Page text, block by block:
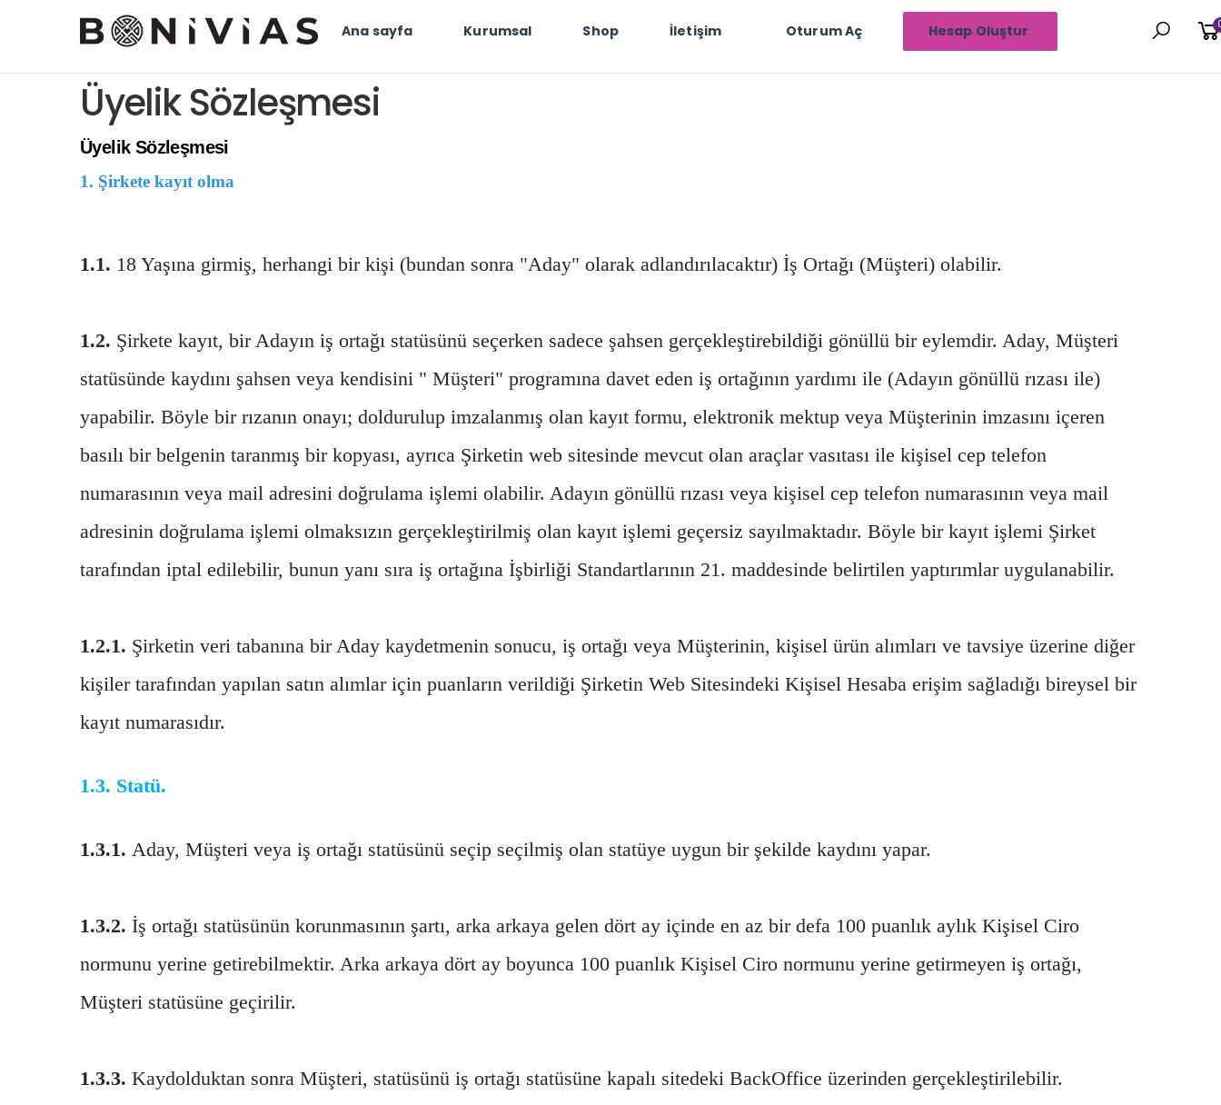
Ana sayfa Kurumsal Shop İletişim Oturum Aç Hesap Oluştur
Üyelik Sözleşmesi
Üyelik Sözleşmesi
1. Şirkete kayıt olma
1.1. 18 Yaşına girmiş, herhangi bir kişi (bundan sonra "Aday" olarak adlandırılacaktır) İş Ortağı (Müşteri) olabilir.
1.2. Şirkete kayıt, bir Adayın iş ortağı statüsünü seçerken sadece şahsen gerçekleştirebildiği gönüllü bir eylemdir. Aday, Müşteri
statüsünde kaydını şahsen veya kendisini " Müşteri" programına davet eden iş ortağının yardımı ile (Adayın gönüllü rızası ile)
yapabilir. Böyle bir rızanın onayı; doldurulup imzalanmış olan kayıt formu, elektronik mektup veya Müşterinin imzasını içeren
basılı bir belgenin taranmış bir kopyası, ayrıca Şirketin web sitesinde mevcut olan araçlar vasıtası ile kişisel cep telefon
numarasının veya mail adresini doğrulama işlemi olabilir. Adayın gönüllü rızası veya kişisel cep telefon numarasının veya mail
adresinin doğrulama işlemi olmaksızın gerçekleştirilmiş olan kayıt işlemi geçersiz sayılmaktadır. Böyle bir kayıt işlemi Şirket
tarafından iptal edilebilir, bunun yanı sıra iş ortağına İşbirliği Standartlarının 21. maddesinde belirtilen yaptırımlar uygulanabilir.
1.2.1. Şirketin veri tabanına bir Aday kaydetmenin sonucu, iş ortağı veya Müşterinin, kişisel ürün alımları ve tavsiye üzerine diğer
kişiler tarafından yapılan satın alımlar için puanların verildiği Şirketin Web Sitesindeki Kişisel Hesaba erişim sağladığı bireysel bir
kayıt numarasıdır.
1.3. Statü.
1.3.1. Aday, Müşteri veya iş ortağı statüsünü seçip seçilmiş olan statüye uygun bir şekilde kaydını yapar.
1.3.2. İş ortağı statüsünün korunmasının şartı, arka arkaya gelen dört ay içinde en az bir defa 100 puanlık aylık Kişisel Ciro
normunu yerine getirebilmektir. Arka arkaya dört ay boyunca 100 puanlık Kişisel Ciro normunu yerine getirmeyen iş ortağı,
Müşteri statüsüne geçirilir.
1.3.3. Kaydolduktan sonra Müşteri, statüsünü iş ortağı statüsüne kapalı sitedeki BackOffice üzerinden gerçekleştirilebilir.